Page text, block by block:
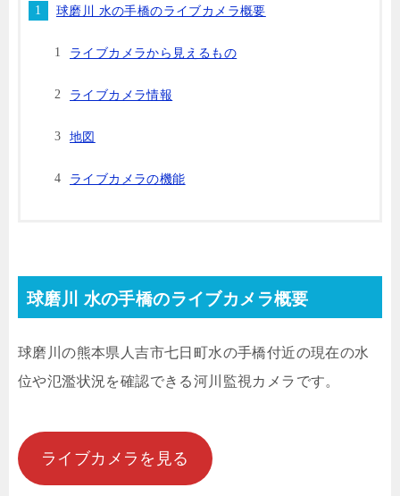
球磨川 水の手橋のライブカメラ概要
ライブカメラから見えるもの
ライブカメラ情報
地図
ライブカメラの機能
球磨川 水の手橋のライブカメラ概要
球磨川の熊本県人吉市七日町水の手橋付近の現在の水
位や氾濫状況を確認できる河川監視カメラです。
ライブカメラを見る